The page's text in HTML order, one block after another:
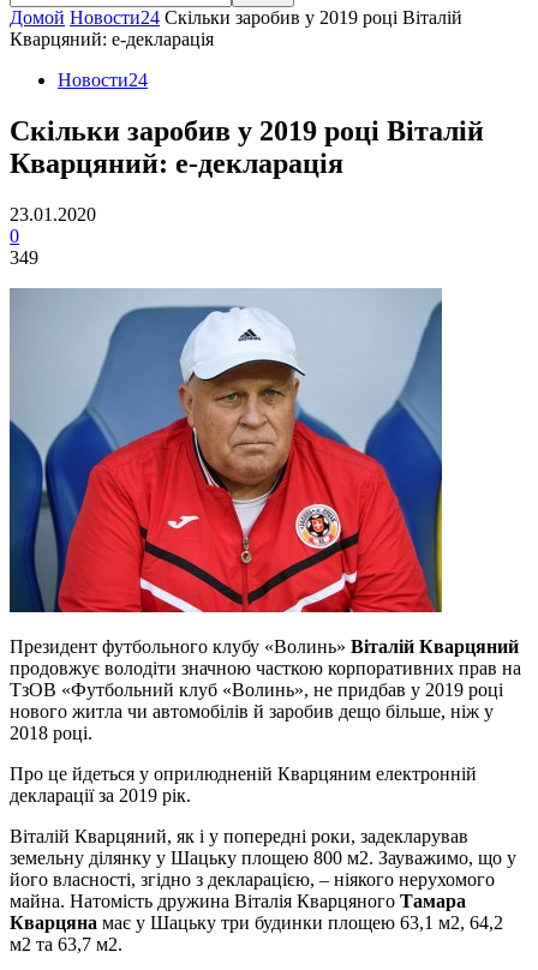
Домой Новости24 Скільки заробив у 2019 році Віталій
Кварцяний: е-декларація
Новости24
Скільки заробив у 2019 році Віталій
Кварцяний: е-декларація
23.01.2020
0
349
Президент футбольного клубу «Волинь» Віталій Кварцяний
продовжує володіти значною часткою корпоративних прав на
ТзОВ «Футбольний клуб «Волинь», не придбав у 2019 році
нового житла чи автомобілів й заробив дещо більше, ніж у
2018 році.
Про це йдеться у оприлюдненій Кварцяним електронній
декларації за 2019 рік.
Віталій Кварцяний, як і у попередні роки, задекларував
земельну ділянку у Шацьку площею 800 м2. Зауважимо, що у
його власності, згідно з декларацією, – ніякого нерухомого
майна. Натомість дружина Віталія Кварцяного Тамара
Кварцяна має у Шацьку три будинки площею 63,1 м2, 64,2
м2 та 63,7 м2.